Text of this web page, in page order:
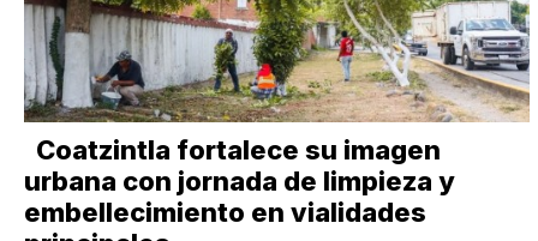
Coatzintla fortalece su imagen
urbana con jornada de limpieza y
embellecimiento en vialidades